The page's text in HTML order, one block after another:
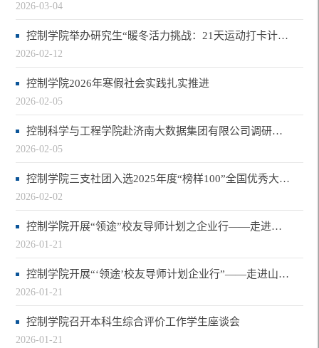
2026-03-04
控制学院举办研究生“暖冬活力挑战：21天运动打卡计划”活动
2026-02-12
控制学院2026年寒假社会实践扎实推进
2026-02-05
控制科学与工程学院赴济南大数据集团有限公司调研座谈
2026-02-05
控制学院三支社团入选2025年度“榜样100”全国优秀大学生社团及团队
2026-02-02
控制学院开展“领途”校友导师计划之企业行——走进山东普赛通信科技股份有限公司
2026-01-21
控制学院开展“‘领途’校友导师计划企业行”——走进山东方行智能科技有限公司
2026-01-21
控制学院召开本科生综合评价工作学生座谈会
2026-01-21